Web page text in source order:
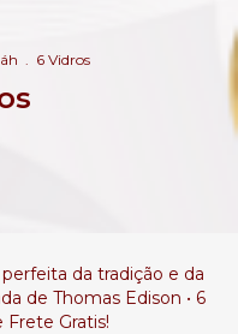
. 6 Vidros
da tradição e da
de Thomas Edison • 6
Frete Gratis!